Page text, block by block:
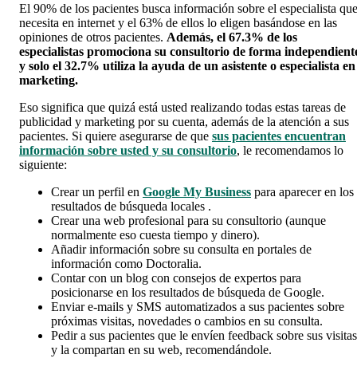
El 90% de los pacientes busca información sobre el especialista que
necesita en internet y el 63% de ellos lo eligen basándose en las
opiniones de otros pacientes. Además, el 67.3% de los
especialistas promociona su consultorio de forma
y solo el 32.7% utiliza la ayuda de un asistente o especialista en
marketing.
Eso significa que quizá está usted realizando todas estas tareas de
publicidad y marketing por su cuenta, además de la atención a sus
pacientes. Si quiere asegurarse de que sus pacientes encuentran
información sobre usted y su consultorio, le recomendamos lo
siguiente:
Crear un perfil en Google My Business para aparecer en los
resultados de búsqueda locales .
Crear una web profesional para su consultorio (aunque
normalmente eso cuesta tiempo y dinero).
Añadir información sobre su consulta en portales de
información como Doctoralia.
Contar con un blog con consejos de expertos para
posicionarse en los resultados de búsqueda de Google.
Enviar e-mails y SMS automatizados a sus pacientes sobre
próximas visitas, novedades o cambios en su consulta.
Pedir a sus pacientes que le envíen feedback sobre sus visitas
y la compartan en su web, recomendándole.